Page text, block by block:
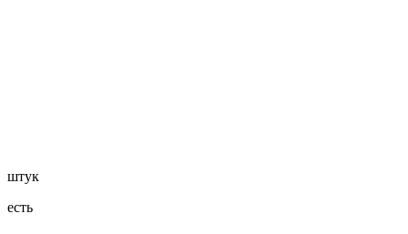
штук
есть